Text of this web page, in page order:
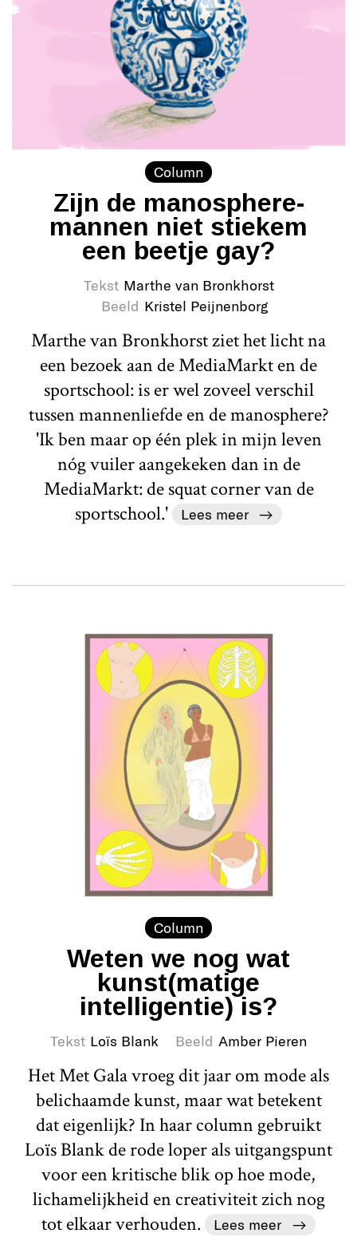
Column
Zijn de manosphere-
mannen niet stiekem
een beetje gay?
Tekst Marthe van Bronkhorst
Beeld Kristel Peijnenborg
Marthe van Bronkhorst ziet het licht na
een bezoek aan de MediaMarkt en de
sportschool: is er wel zoveel verschil
tussen mannenliefde en de manosphere?
'Ik ben maar op één plek in mijn leven
nóg vuiler aangekeken dan in de
MediaMarkt: de squat corner van de
sportschool.'
Lees meer
Column
Weten we nog wat
kunst(matige
intelligentie) is?
Tekst Loïs Blank Beeld Amber Pieren
Het Met Gala vroeg dit jaar om mode als
belichaamde kunst, maar wat betekent
dat eigenlijk? In haar column gebruikt
Loïs Blank de rode loper als uitgangspunt
voor een kritische blik op hoe mode,
lichamelijkheid en creativiteit zich nog
tot elkaar verhouden.
Lees meer